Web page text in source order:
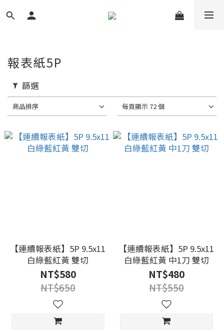
報表紙5P
篩選
商品排序 每頁顯示 72 個
【連續報表紙】5P 9.5x11
白綠藍紅黃 雙切
NT$580
NT$650
【連續報表紙】5P 9.5x11
白綠藍紅黃 中1刀 雙切
NT$480
NT$550